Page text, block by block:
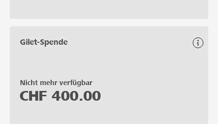
Gilet-Spende
Nicht mehr verfügbar
CHF 400.00